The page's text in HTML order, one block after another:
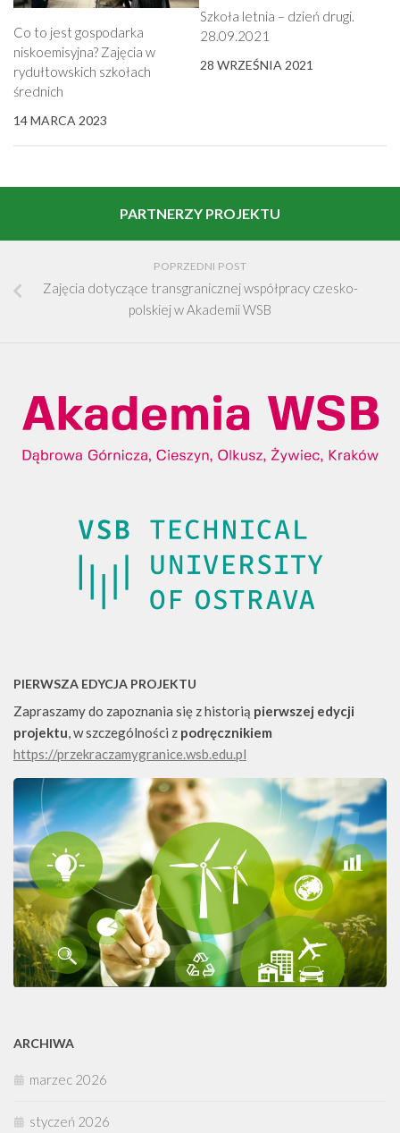
Co to jest gospodarka
niskoemisyjna? Zajęcia w
rydułtowskich szkołach
średnich
14 MARCA 2023
Szkoła letnia – dzień drugi.
28.09.2021
28 WRZEŚNIA 2021
PARTNERZY PROJEKTU
POPRZEDNI POST
Zajęcia dotyczące transgranicznej współpracy czesko-
polskiej w Akademii WSB
PIERWSZA EDYCJA PROJEKTU
Zapraszamy do zapoznania się z historią pierwszej edycji
projektu, w szczególności z podręcznikiem
https://przekraczamygranice.wsb.edu.pl
ARCHIWA
marzec 2026
styczeń 2026